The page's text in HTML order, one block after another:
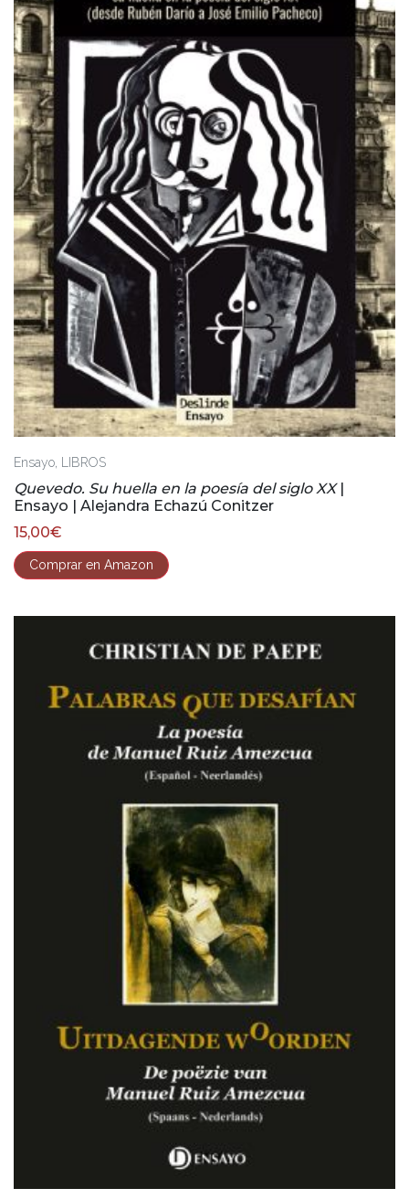
Ensayo, LIBROS
Quevedo. Su huella en la poesía del siglo XX|
Ensayo | Alejandra Echazú Conitzer
15,00€
Comprar en Amazon